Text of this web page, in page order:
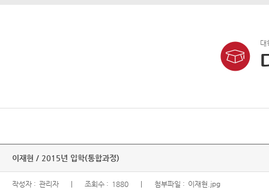
대
이재현 / 2015년 입학(통합과정)
작성자 : 관리자 조회수 : 1880 첨부파일 : 이재현.jpg